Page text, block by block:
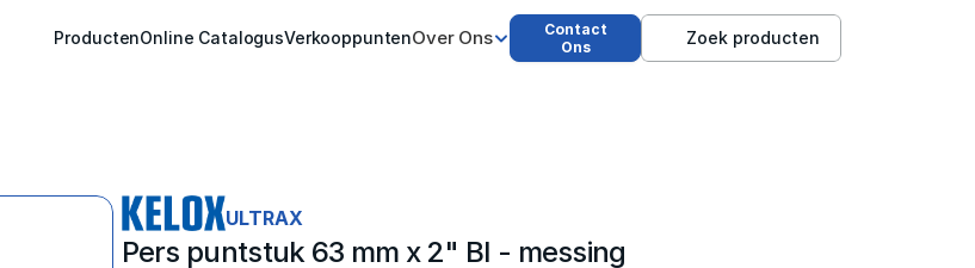
ProductenOnline CatalogusVerkooppuntenOver Ons
Contact
Ons
Zoek producten
ULTRAX
Pers puntstuk 63 mm x 2" BI - messing